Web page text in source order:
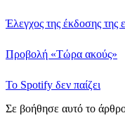
Έλεγχος της έκδοσης
Προβολή «Τώρα ακούς»
Το Spotify δεν παίζει
Σε βοήθησε αυτό το